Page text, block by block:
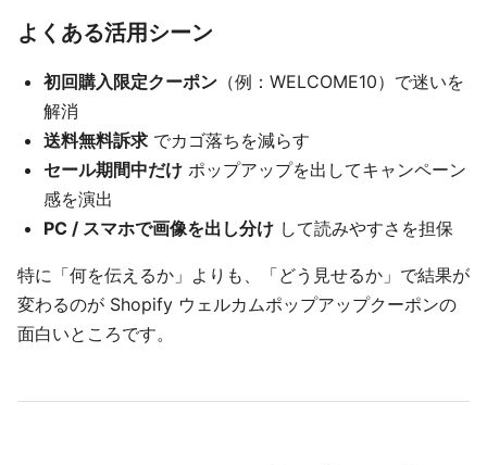
よくある活用シーン
初回購入限定クーポン （例：WELCOME10）で迷いを
解消
送料無料訴求 でカゴ落ちを減らす
セール期間中だけ ポップアップを出してキャンペーン
感を演出
PC / スマホで画像を出し分け して読みやすさを担保
特に「何を伝えるか」よりも、「どう見せるか」で結果が
変わるのが Shopify ウェルカムポップアップクーポンの
面白いところです。